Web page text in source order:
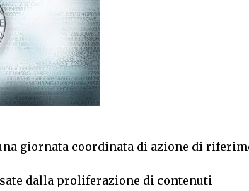
giornata coordinata di azione di
dalla proliferazione di contenuti